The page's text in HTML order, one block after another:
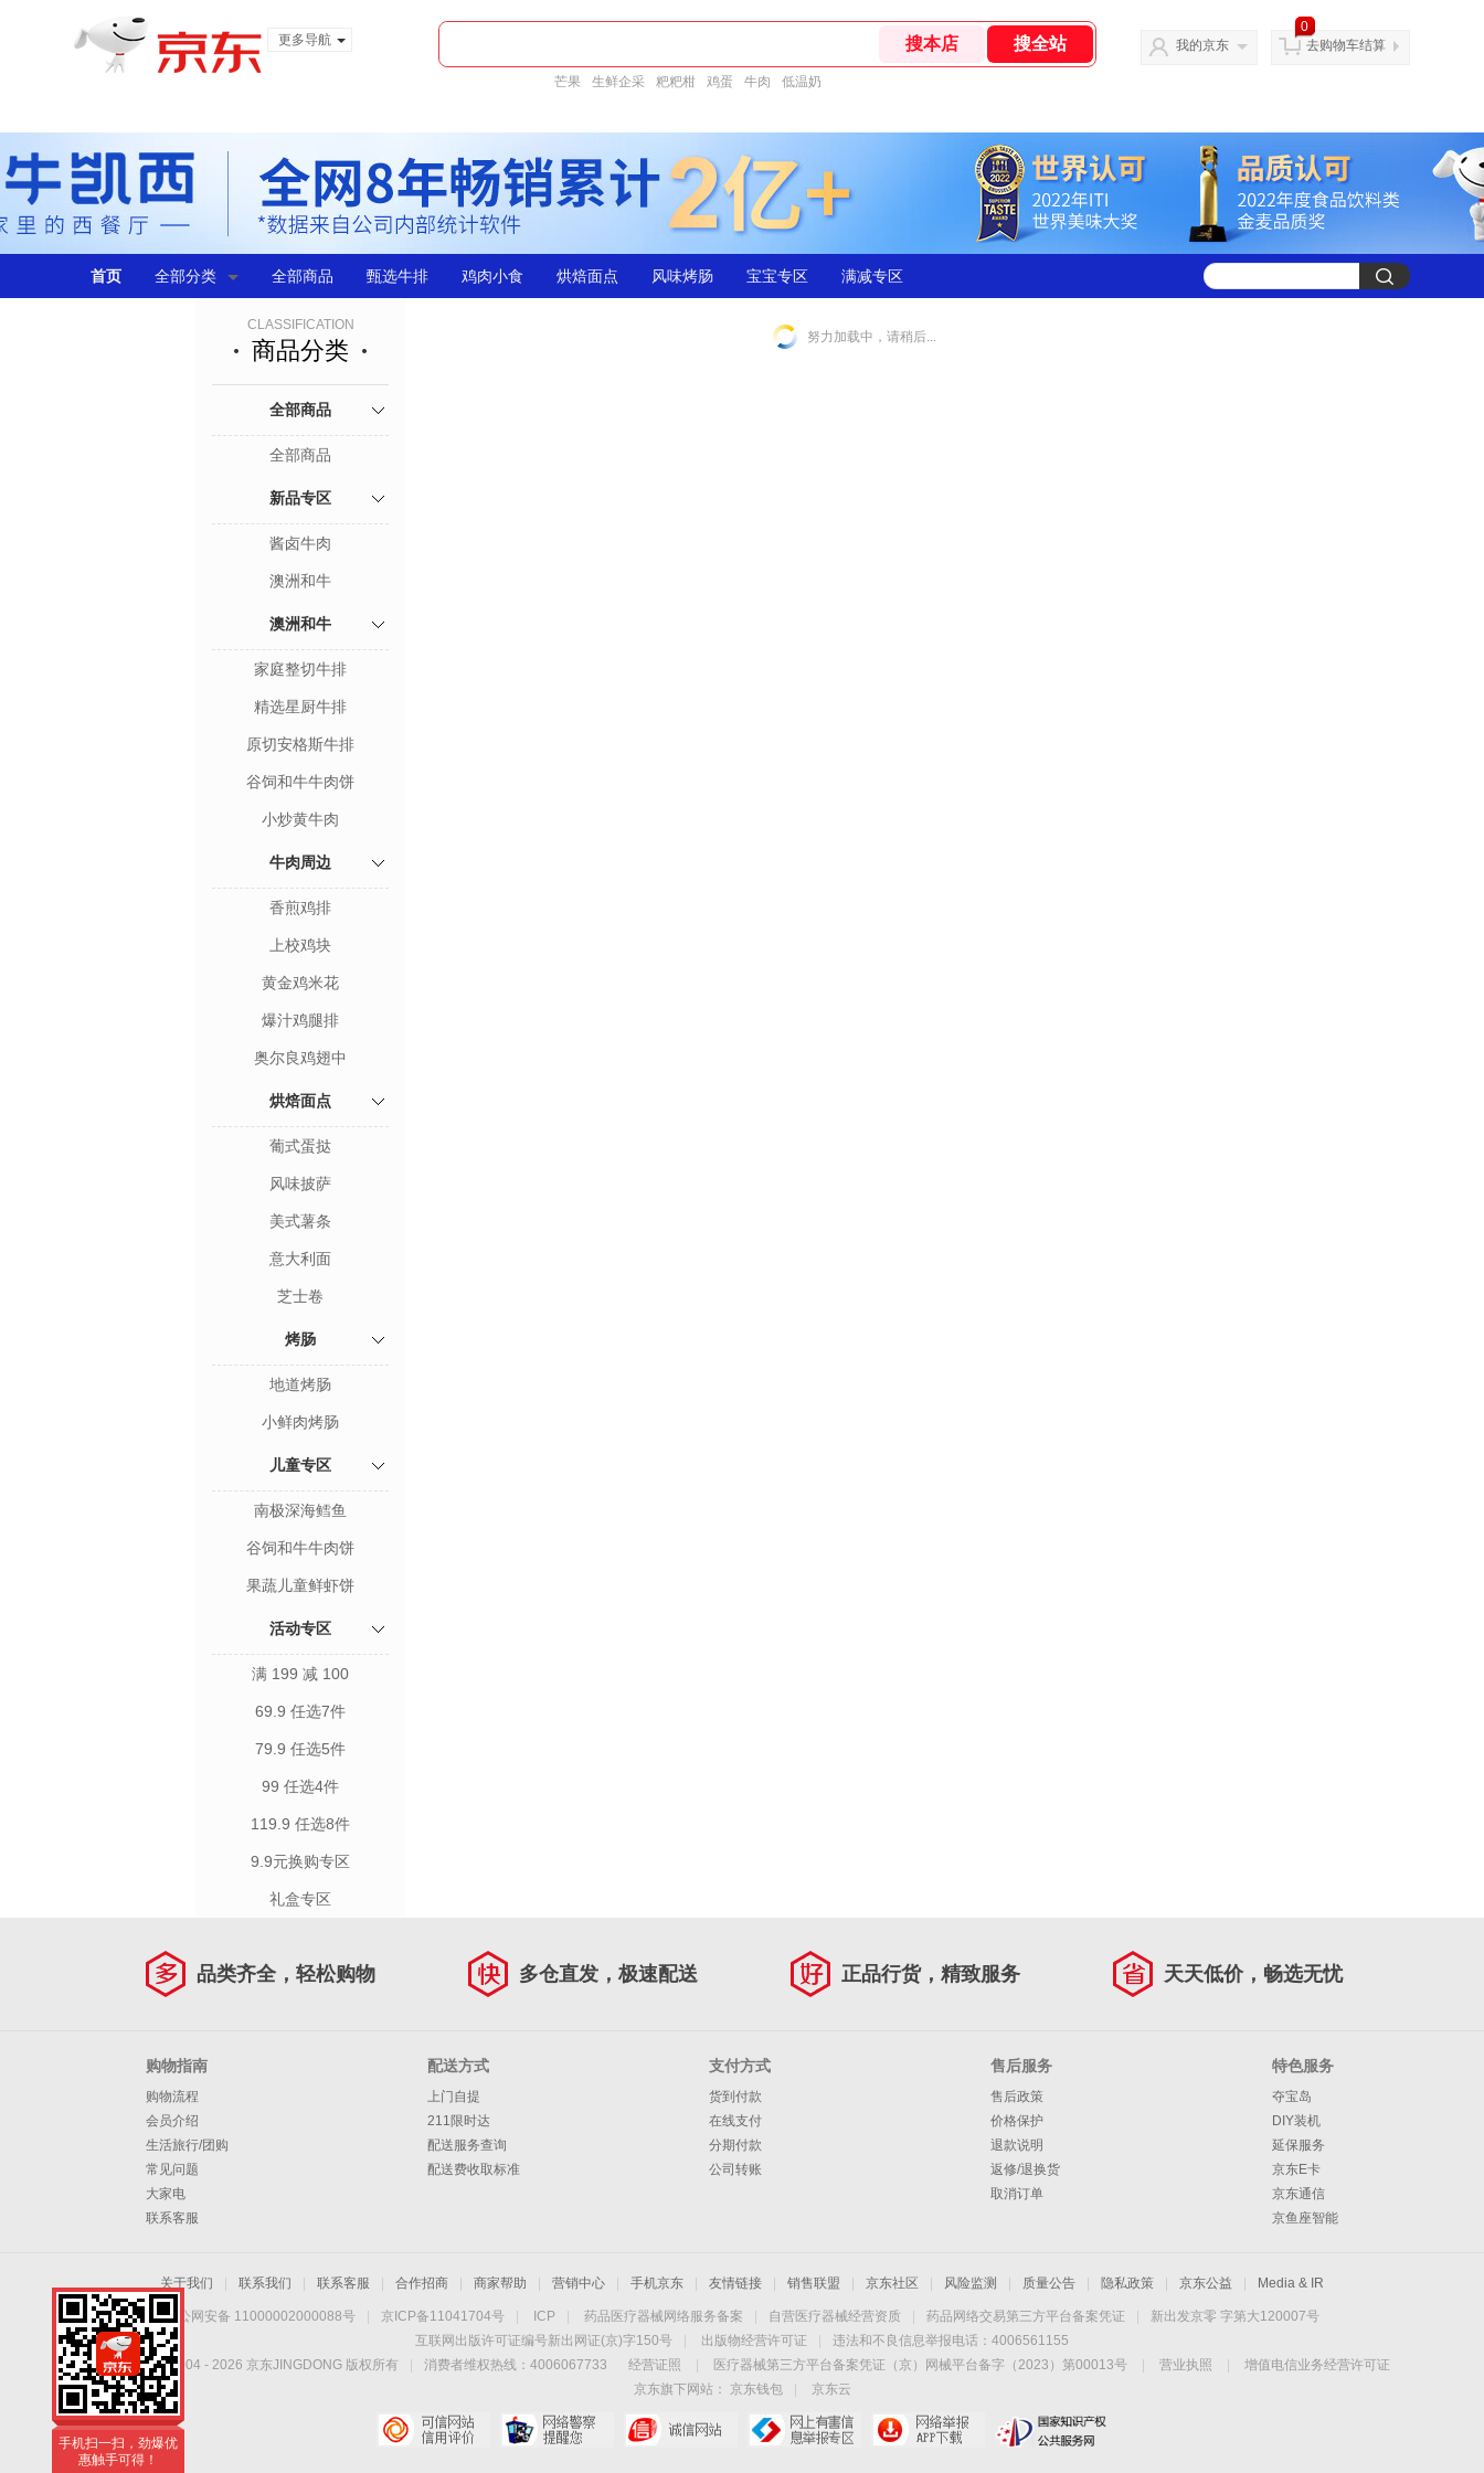
更多导航
芒果 生鲜企采 粑粑柑 鸡蛋 牛肉 低温奶
我的京东
0
去购物车结算
首页 全部分类 全部商品 甄选牛排 鸡肉小食 烘焙面点 风味烤肠 宝宝专区 满减专区
CLASSIFICATION
商品分类
全部商品
全部商品
新品专区
酱卤牛肉
澳洲和牛
澳洲和牛
家庭整切牛排
精选星厨牛排
原切安格斯牛排
谷饲和牛牛肉饼
小炒黄牛肉
牛肉周边
香煎鸡排
上校鸡块
黄金鸡米花
爆汁鸡腿排
奥尔良鸡翅中
烘焙面点
葡式蛋挞
风味披萨
美式薯条
意大利面
芝士卷
烤肠
地道烤肠
小鲜肉烤肠
儿童专区
南极深海鳕鱼
谷饲和牛牛肉饼
果蔬儿童鲜虾饼
活动专区
满 199 减 100
69.9 任选7件
79.9 任选5件
99 任选4件
119.9 任选8件
9.9元换购专区
礼盒专区
努力加载中，请稍后...
品类齐全，轻松购物 多仓直发，极速配送 正品行货，精致服务 天天低价，畅选无忧
购物指南
购物流程
会员介绍
生活旅行/团购
常见问题
大家电
联系客服
配送方式
上门自提
211限时达
配送服务查询
配送费收取标准
支付方式
货到付款
在线支付
分期付款
公司转账
售后服务
售后政策
价格保护
退款说明
返修/退换货
取消订单
特色服务
夺宝岛
DIY装机
延保服务
京东E卡
京东通信
京鱼座智能
关于我们 联系我们 联系客服 合作招商 商家帮助 营销中心 手机京东 友情链接 销售联盟 京东社区 风险监测 质量公告 隐私政策 京东公益 Media & IR
京公网安备 11000002000088号 京ICP备11041704号 ICP 药品医疗器械网络服务备案 自营医疗器械经营资质 药品网络交易第三方平台备案凭证
新出发京零 字第大120007号
互联网出版许可证编号新出网证(京)字150号
出版物经营许可证
违法和不良信息举报电话：4006561155
Copyright © 2004 - 2026 京东JINGDONG 版权所有 消费者维权热线：4006067733 经营证照 医疗器械第三方平台备案凭证（京）网械平台备字（2023）第00013号 营业执照
增值电信业务经营许可证
京东旗下网站：
京东钱包
京东云
手机扫一扫，劲爆优
惠触手可得！
手机扫一扫，劲爆优
惠触手可得！